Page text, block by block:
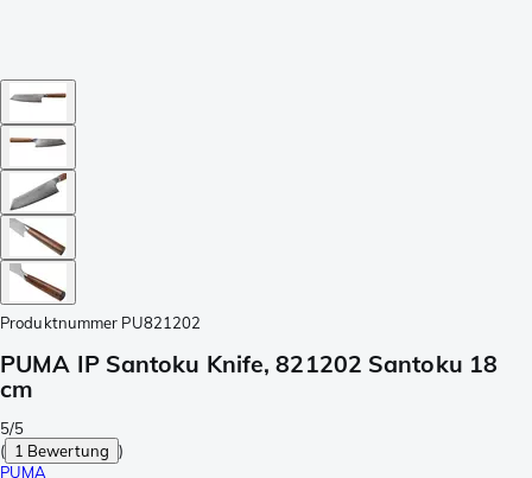
Produktnummer PU821202
PUMA IP Santoku Knife, 821202 Santoku 18
cm
5/5
( 1 Bewertung )
PUMA